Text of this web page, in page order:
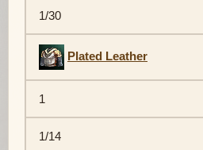
1/30
Plated Leather
1
1/14